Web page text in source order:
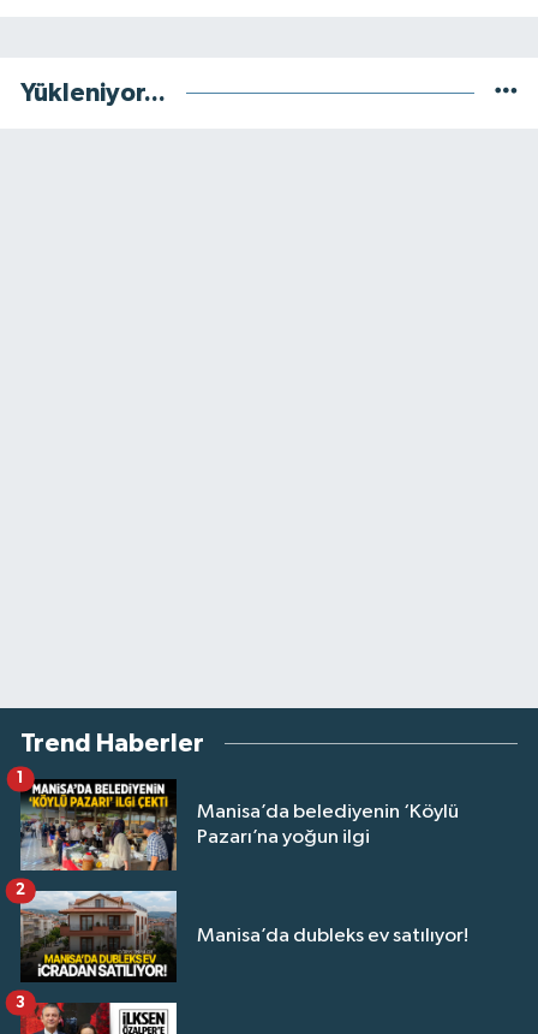
Yükleniyor...
Trend Haberler
Manisa’da belediyenin ‘Köylü
Pazarı’na yoğun ilgi
1
Manisa’da dubleks ev satılıyor!
2
3